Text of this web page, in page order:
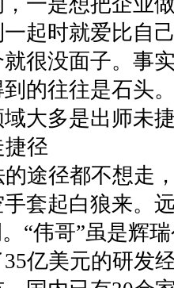
起时就爱比自
很没面子。事
的往往是石头
大多是出师未
径
途径都不想走
套起白狼来。
“伟哥”虽是辉
亿美元的研发